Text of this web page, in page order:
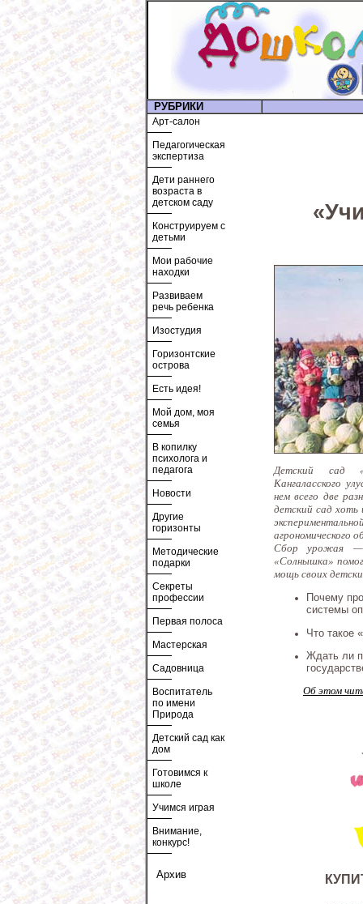
РУБРИКИ
Арт-салон
Педагогическая
экспертиза
Дети раннего
возраста в
детском саду
Конструируем с
детьми
Мои рабочие
находки
Развиваем
речь ребенка
Изостудия
Горизонтские
острова
Есть идея!
Мой дом, моя
семья
В копилку
психолога и
педагога
Новости
Другие
горизонты
Методические
подарки
Секреты
профессии
Первая полоса
Мастерская
Садовница
Воспитатель
по имени
Природа
Детский сад как
дом
Готовимся к
школе
Учимся играя
Внимание,
конкурс!
Архив
Детский сад
Кангаласского
нем всего две
детский сад хоть
агрономического
Сбор урожая —
«Солнышка»
мощь своих
Почему
системы
Что такое
Ждать ли
Об этом